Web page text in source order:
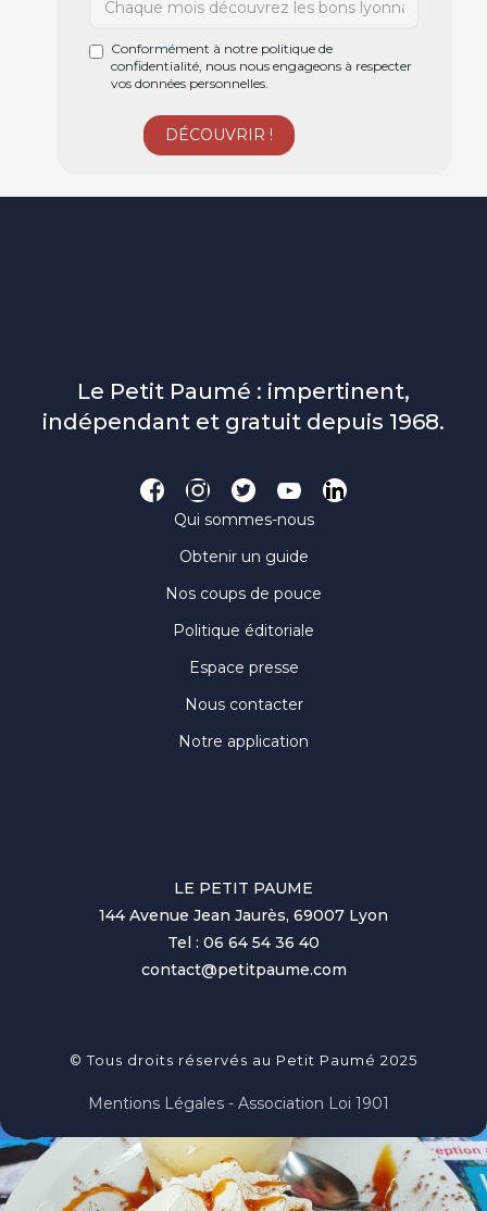
Conformément à notre politique de
confidentialité, nous nous engageons à respecter
vos données personnelles.
Le Petit Paumé : impertinent,
indépendant et gratuit depuis 1968.
Qui sommes-nous
Obtenir un guide
Nos coups de pouce
Politique éditoriale
Espace presse
Nous contacter
Notre application
LE PETIT PAUME
144 Avenue Jean Jaurès, 69007 Lyon
Tel : 06 64 54 36 40
contact@petitpaume.com
© Tous droits réservés au Petit Paumé 2025
Mentions Légales - Association Loi 1901